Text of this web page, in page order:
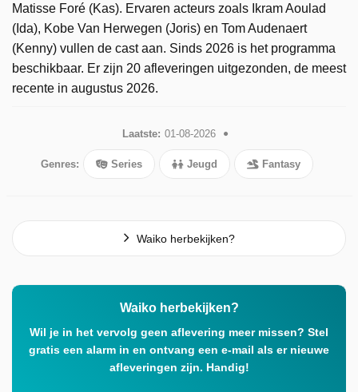
Matisse Foré (Kas). Ervaren acteurs zoals Ikram Aoulad
(Ida), Kobe Van Herwegen (Joris) en Tom Audenaert
(Kenny) vullen de cast aan. Sinds 2026 is het programma
beschikbaar. Er zijn 20 afleveringen uitgezonden, de meest
recente in augustus 2026.
Laatste: 01-08-2026
Genres: Series Jeugd Fantasy
Waiko herbekijken?
Waiko herbekijken?
Wil je in het vervolg geen aflevering meer missen? Stel
gratis een alarm in en ontvang een e-mail als er nieuwe
afleveringen zijn. Handig!